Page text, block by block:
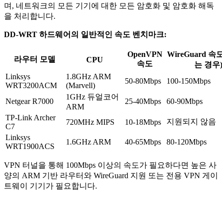
며, 네트워크의 모든 기기에 대한 모든 암호화 및 암호화 해독
을 처리합니다.
DD-WRT 하드웨어의 일반적인 속도 벤치마크:
라우터 모델 CPU
OpenVPN
속도
WireGuard 속
는 경우)
Linksys
WRT3200ACM
1.8GHz ARM
(Marvell)
50-80Mbps 100-150Mbps
Netgear R7000
1GHz 듀얼코어
ARM
25-40Mbps
60-90Mbps
TP-Link Archer
C7
720MHz MIPS 10-18Mbps
지원되지 않음
Linksys
WRT1900ACS
1.6GHz ARM 40-65Mbps 80-120Mbps
VPN 터널을 통해 100Mbps 이상의 속도가 필요하다면 높은 사
양의 ARM 기반 라우터와 WireGuard 지원 또는 전용 VPN 게이
트웨이 기기가 필요합니다.